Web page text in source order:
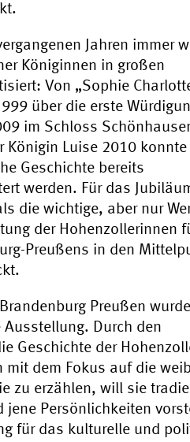
Jahren immer
Königinnen in großen
Von „Sophie
über die erste
im Schloss
Königin Luise 2010 konnte
Geschichte bereits
werden. Für das
die wichtige, aber nur
der Hohenzollerinnen
Preußens in den
Brandenburg Preußen
Durch den
Geschichte der
mit dem Fokus auf die
zu erzählen, will sie
jene Persönlichkeiten
für das kulturelle und